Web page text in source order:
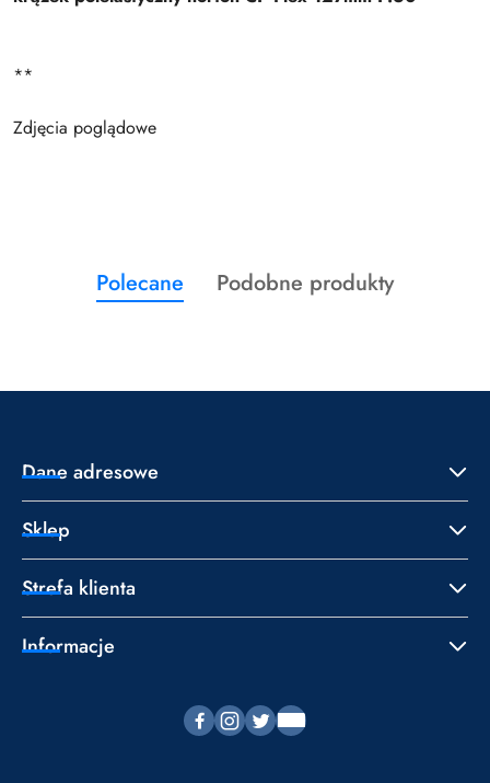
**
Zdjęcia poglądowe
Pomiń karuzelę produktów
Produkty
o
Polecane
Produkty
Podobne produkty
Dane adresowe
Sklep
Strefa klienta
Informacje